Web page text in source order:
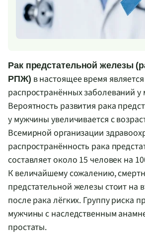
Рак предстательной железы
РПЖ) в настоящее время
распространённых заболеваний у
Вероятность развития рака
у мужчины увеличивается с
Всемирной организации
распространённость рака
составляет около 15 человек на
К величайшему сожалению,
предстательной железы стоит на
после рака лёгких. Группу риска
мужчины с наследственным
простаты.